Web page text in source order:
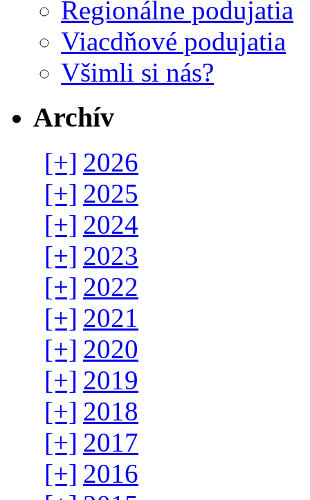
Regionálne podujatia
Viacdňové podujatia
Všimli si nás?
Archív
[+] 2026
[+] 2025
[+] 2024
[+] 2023
[+] 2022
[+] 2021
[+] 2020
[+] 2019
[+] 2018
[+] 2017
[+] 2016